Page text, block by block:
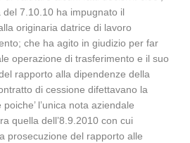
7.10.10 ha impugnato il
originaria datrice di lavoro
che ha agito in giudizio per far
operazione di trasferimento e il suo
rapporto alla dipendenze della
di cessione difettavano la
l’unica nota aziendale
quella dell’8.9.2010 con cui
prosecuzione del rapporto alle